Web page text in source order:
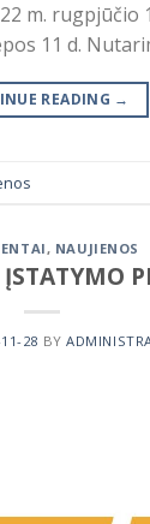
m. rugpjūčio
11 d.
READING →
, NAUJIENOS
28 BY